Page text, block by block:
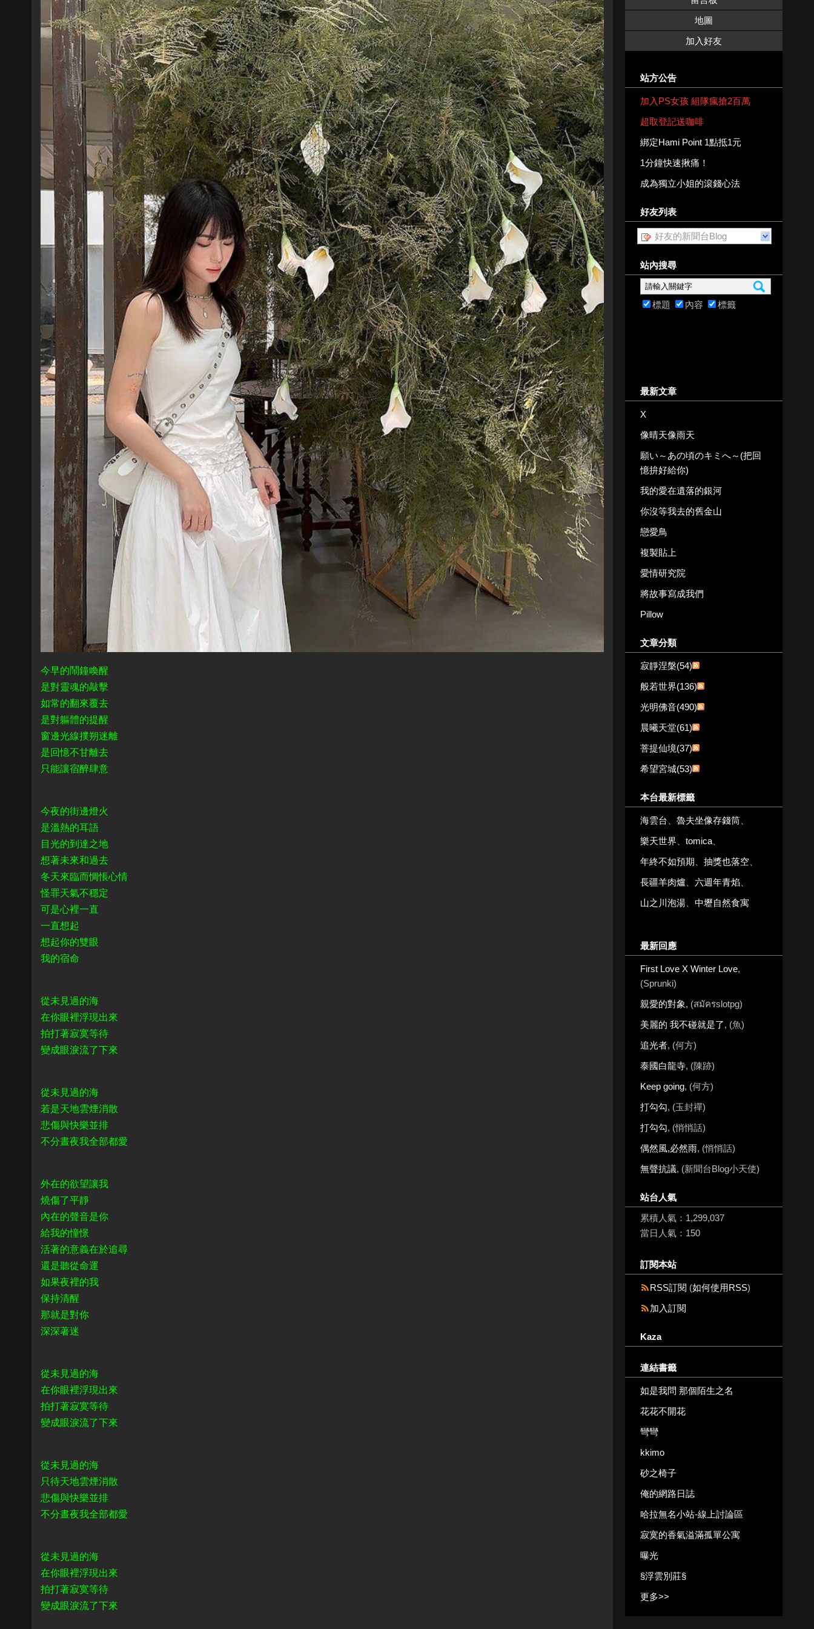
今早的鬧鐘喚醒
是對靈魂的敲擊
如常的翻來覆去
是對軀體的提醒
窗邊光線撲朔迷離
是回憶不甘離去
只能讓宿醉肆意
今夜的街邊燈火
是溫熱的耳語
目光的到達之地
想著未來和過去
冬天來臨而惆悵心情
怪罪天氣不穩定
可是心裡一直
一直想起
想起你的雙眼
我的宿命
從未見過的海
在你眼裡浮現出來
拍打著寂寞等待
變成眼淚流了下來
從未見過的海
若是天地雲煙消散
悲傷與快樂並排
不分晝夜我全部都愛
外在的欲望讓我
燒傷了平靜
內在的聲音是你
給我的憧憬
活著的意義在於追尋
還是聽從命運
如果夜裡的我
保持清醒
那就是對你
深深著迷
從未見過的海
在你眼裡浮現出來
拍打著寂寞等待
變成眼淚流了下來
從未見過的海
只待天地雲煙消散
悲傷與快樂並排
不分晝夜我全部都愛
從未見過的海
在你眼裡浮現出來
拍打著寂寞等待
變成眼淚流了下來
地圖
加入好友
站方公告
加入PS女孩 組隊瘋搶2百萬
超取登記送咖啡
綁定Hami Point 1點抵1元
1分鐘快速揪痛！
成為獨立小姐的滾錢心法
好友列表
好友的新聞台Blog
站內搜尋
標題 內容 標籤
最新文章
X
像晴天像雨天
願い～あの頃のキミへ～(把回
憶拚好給你)
我的愛在遺落的銀河
你沒等我去的舊金山
戀愛鳥
複製貼上
愛情研究院
將故事寫成我們
Pillow
文章分類
寂靜涅槃(54)
般若世界(136)
光明佛音(490)
晨曦天堂(61)
菩提仙境(37)
希望宮城(53)
本台最新標籤
海雲台 魯夫坐像存錢筒
樂天世界
tomica
年終不如預期
抽獎也落空
長疆羊肉爐
六週年青焰
山之川泡湯
中壢自然食寓
最新回應
First Love X Winter Love,
(Sprunki)
親愛的對象, (สมัครslotpg)
美麗的 我不碰就是了, (魚)
追光者, (何方)
泰國白龍寺, (陳跡)
Keep going, (何方)
打勾勾, (玉封禪)
打勾勾, (悄悄話)
偶然風,必然雨, (悄悄話)
無聲抗議, (新聞台Blog小天使)
站台人氣
累積人氣： 1,299,037
當日人氣： 150
訂閱本站
RSS訂閱 (如何使用RSS)
加入訂閱
Kaza
連結書籤
如是我問 那個陌生之名
花花不開花
彎彎
kkimo
砂之椅子
俺的網路日誌
哈拉無名小站-線上討論區
寂寞的香氣溢滿孤單公寓
曝光
§浮雲別莊§
更多>>